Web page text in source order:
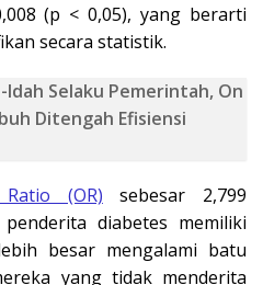
(p < 0,05), yang berarti
secara statistik.
Idah Selaku Pemerintah, On
Ditengah Efisiensi
(OR) sebesar 2,799
diabetes memiliki
besar mengalami batu
yang tidak menderita